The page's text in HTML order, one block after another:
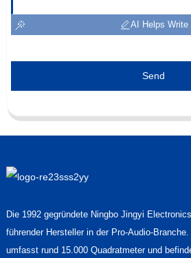
AI Helps Write
Send
Die 1992 gegründete Ningbo Jingyi
führender Hersteller in der Pro-Audio-
umfasst rund 15.000 Quadratmeter und